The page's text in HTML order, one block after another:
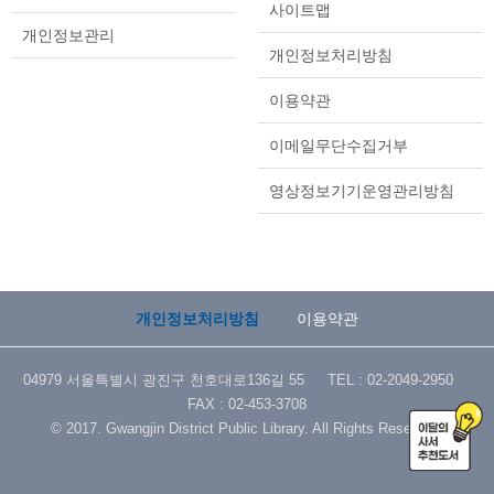
개인정보관리
사이트맵
개인정보처리방침
이용약관
이메일무단수집거부
영상정보기기운영관리방침
개인정보처리방침 이용약관
04979 서울특별시 광진구 천호대로136길 55 TEL : 02-2049-2950
FAX : 02-453-3708
© 2017. Gwangjin District Public Library. All Rights Reserved.